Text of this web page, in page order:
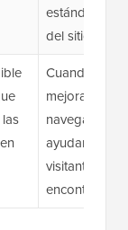
estándar del
del sitio
Cuando
mejorar la
navegación
ayudar a los
visitantes a
encontrar